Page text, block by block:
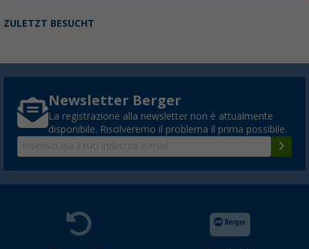
ZULETZT BESUCHT
Newsletter Berger
La registrazione alla newsletter non è attualmente
disponibile. Risolveremo il problema il prima possibile.